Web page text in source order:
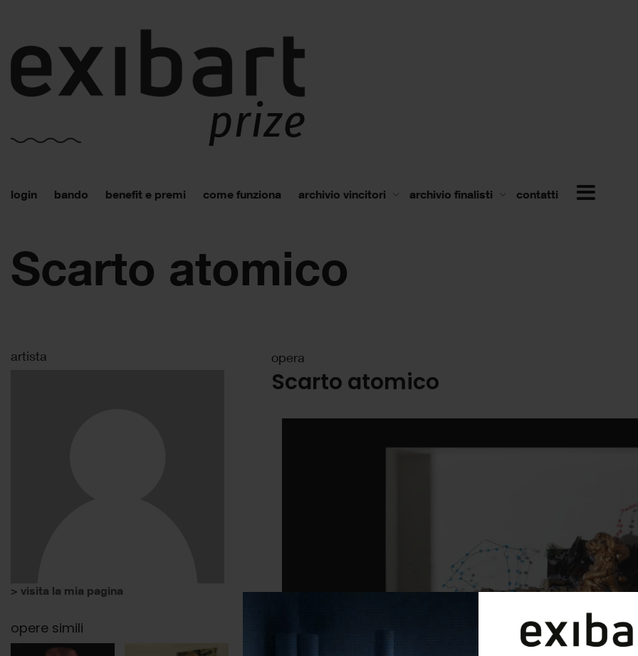
login bando benefit e premi come funziona archivio vincitori archivio finalisti contatti
Scarto atomico
opera
Scarto atomico
artista
> visita la mia pagina
opere simili